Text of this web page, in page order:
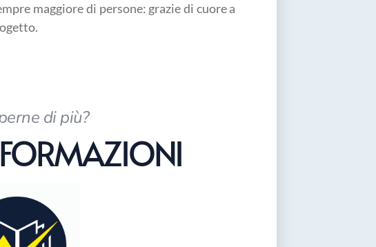
maggiore di persone: grazie di cuore a
di più?